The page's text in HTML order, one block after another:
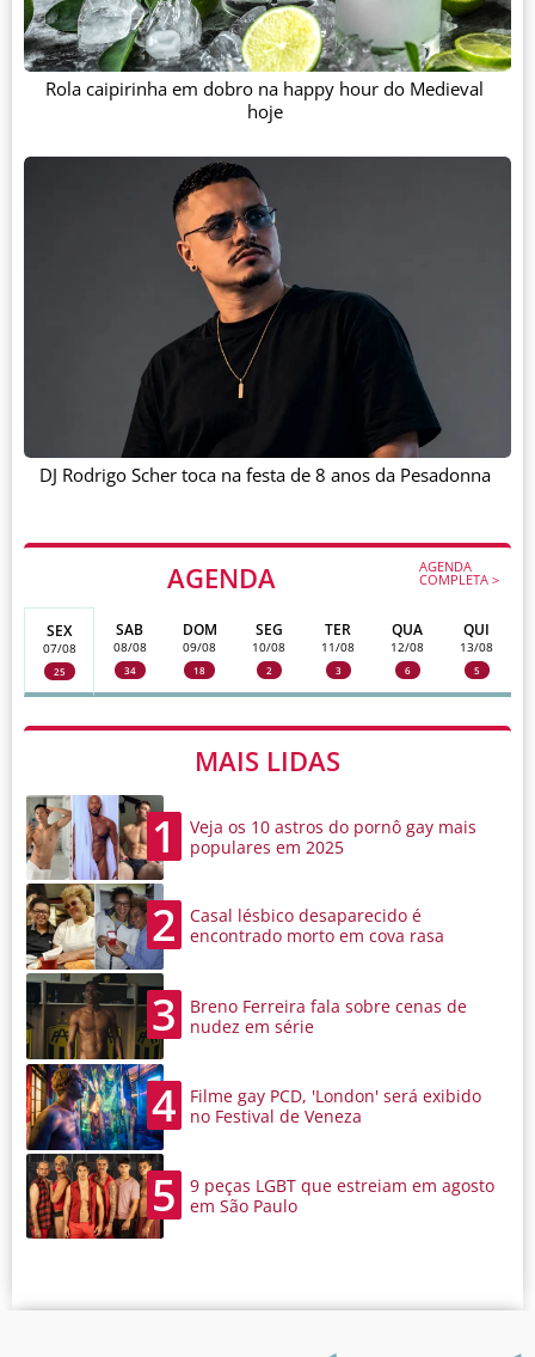
AGENDA AGENDA
COMPLETA >
SEX
07/08
25
SAB
08/08
34
DOM
09/08
18
SEG
10/08
2
TER
11/08
3
QUA
12/08
6
QUI
13/08
5
MAIS LIDAS
1
Veja os 10 astros do pornô gay mais
populares em 2025
2
Casal lésbico desaparecido é
encontrado morto em cova rasa
3
Breno Ferreira fala sobre cenas de
nudez em série
4
Filme gay PCD, 'London' será exibido
no Festival de Veneza
5
9 peças LGBT que estreiam em agosto
em São Paulo
Rola caipirinha em dobro na happy hour do Medieval
hoje
DJ Rodrigo Scher toca na festa de 8 anos da Pesadonna